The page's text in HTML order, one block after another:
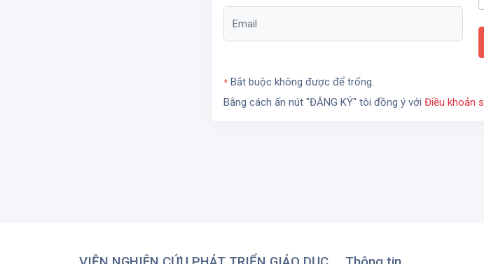
* Bắt buộc không được để trống.
Bằng cách ấn nút "ĐĂNG KÝ" tôi đồng ý vớiĐiều khoản